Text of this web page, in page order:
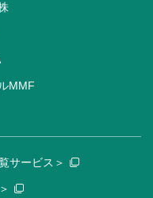
MMF
サービス＞